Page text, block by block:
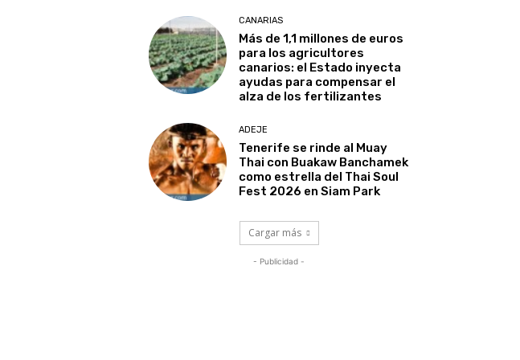
CANARIAS
Más de 1,1 millones de euros
para los agricultores
canarios: el Estado inyecta
ayudas para compensar el
alza de los fertilizantes
ADEJE
Tenerife se rinde al Muay
Thai con Buakaw Banchamek
como estrella del Thai Soul
Fest 2026 en Siam Park
Cargar más
- Publicidad -